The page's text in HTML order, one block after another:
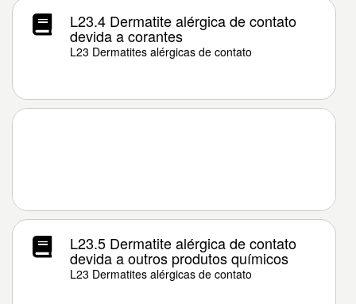
L23.4 Dermatite alérgica de contato
devida a corantes
L23 Dermatites alérgicas de contato
L23.5 Dermatite alérgica de contato
devida a outros produtos químicos
L23 Dermatites alérgicas de contato